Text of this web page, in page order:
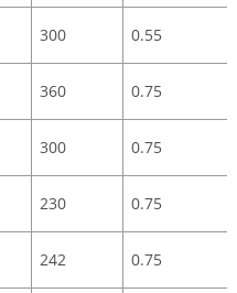
300 0.55
360 0.75
300 0.75
230 0.75
242 0.75